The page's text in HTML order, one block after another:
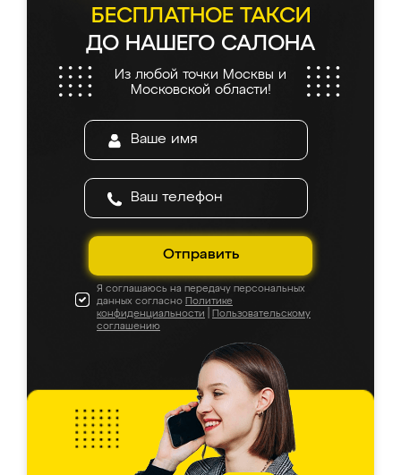
БЕСПЛАТНОЕ ТАКСИ
ДО НАШЕГО САЛОНА
Из любой точки Москвы и
Московской области!
Отправить
Я соглашаюсь на передачу персональных
данных согласно Политике
конфиденциальности
Пользовательскому
соглашению